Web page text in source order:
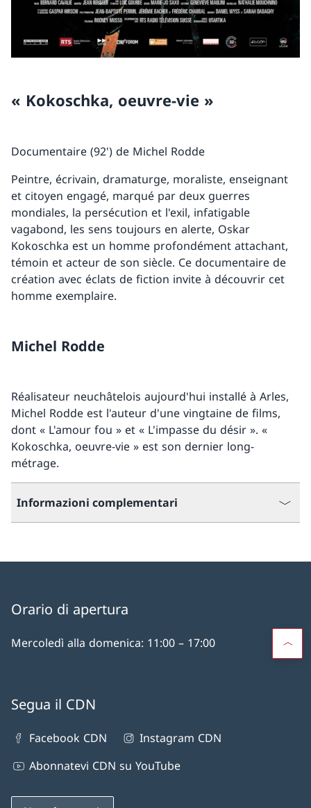
« Kokoschka, oeuvre-vie »
Documentaire (92') de Michel Rodde
Peintre, écrivain, dramaturge, moraliste, enseignant
et citoyen engagé, marqué par deux guerres
mondiales, la persécution et l'exil, infatigable
vagabond, les sens toujours en alerte, Oskar
Kokoschka est un homme profondément attachant,
témoin et acteur de son siècle. Ce documentaire de
création avec éclats de fiction invite à découvrir cet
homme exemplaire.
Michel Rodde
Réalisateur neuchâtelois aujourd'hui installé à Arles,
Michel Rodde est l'auteur d'une vingtaine de films,
dont « L'amour fou » et « L'impasse du désir ». «
Kokoschka, oeuvre-vie » est son dernier long-
métrage.
Informazioni complementari
Orario di apertura
Mercoledì alla domenica: 11:00 – 17:00
Segua il CDN
Facebook CDN
Instagram CDN
Abonnatevi CDN su YouTube